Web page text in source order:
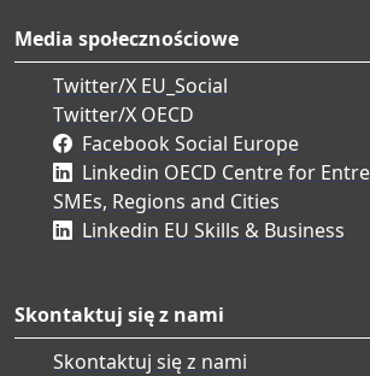
Media społecznościowe
Twitter/X EU_Social
Twitter/X OECD
Facebook Social Europe
Linkedin OECD Centre for
SMEs, Regions and Cities
Linkedin EU Skills & Business
Skontaktuj się z nami
Skontaktuj się z nami